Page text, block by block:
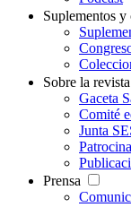
Suplementos y
Sobre la revista
Gaceta
Comité
Junta
Prensa